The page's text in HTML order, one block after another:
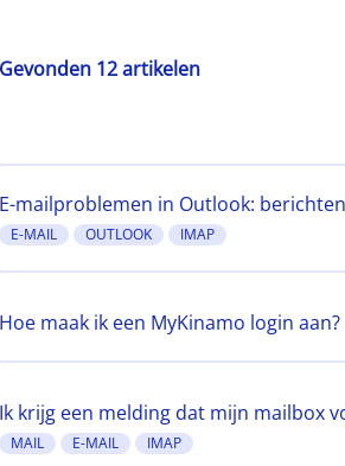
Gevonden 12 artikelen
E-mailproblemen in Outlook:
E-MAIL OUTLOOK IMAP
Hoe maak ik een MyKinamo login aan?
Ik krijg een melding dat mijn mailbox
MAIL E-MAIL IMAP